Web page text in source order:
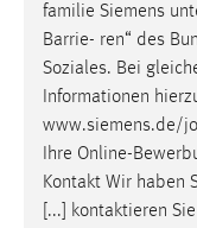
familie Siemens
Barrie- ren“ des
Soziales. Bei
Informationen
www.siemens.de/
Ihre Online-
Kontakt Wir haben
[...] kontaktieren